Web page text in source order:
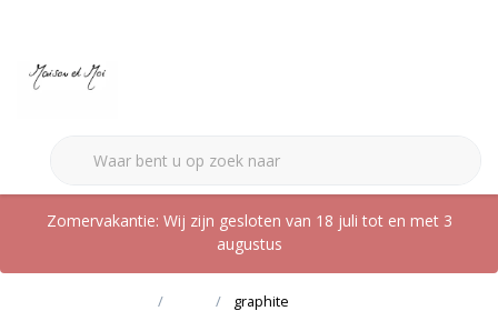
Zomervakantie: Wij zijn gesloten van 18 juli tot en met 3
augustus
graphite